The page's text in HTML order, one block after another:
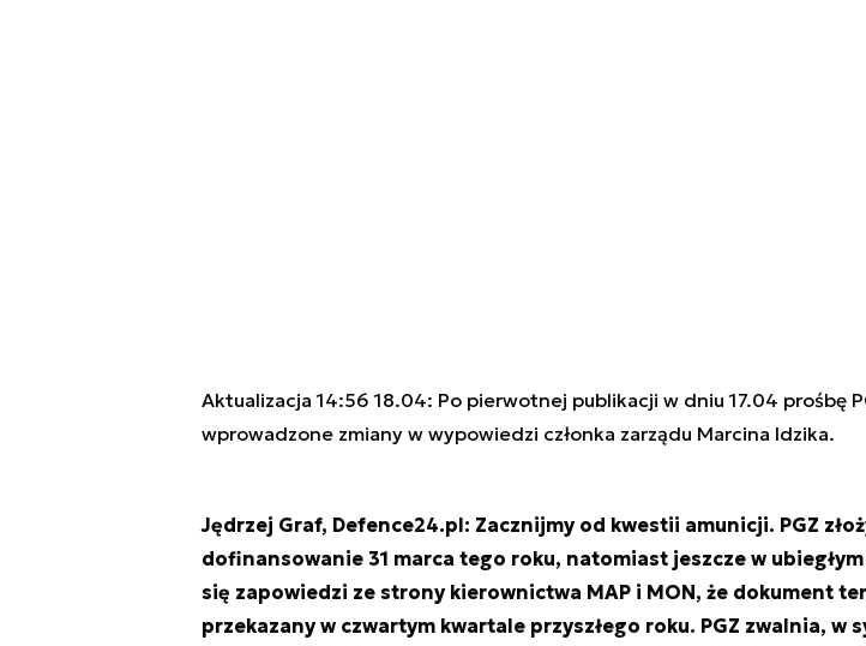
Aktualizacja 14:56 18.04: Po pierwotnej publikacji w dniu 17.04 prośbę
wprowadzone zmiany w wypowiedzi członka zarządu Marcina Idzika.
Jędrzej Graf, Defence24.pl: Zacznijmy od kwestii amunicji. PGZ
dofinansowanie 31 marca tego roku, natomiast jeszcze w
się zapowiedzi ze strony kierownictwa MAP i MON, że dokument
przekazany w czwartym kwartale przyszłego roku. PGZ zwalnia, w